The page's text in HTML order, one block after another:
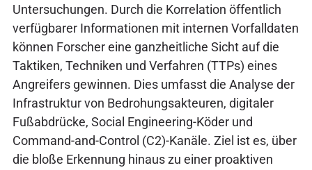
Untersuchungen. Durch die Korrelation öffentlich
verfügbarer Informationen mit internen Vorfalldaten
können Forscher eine ganzheitliche Sicht auf die
Taktiken, Techniken und Verfahren (TTPs) eines
Angreifers gewinnen. Dies umfasst die Analyse der
Infrastruktur von Bedrohungsakteuren, digitaler
Fußabdrücke, Social Engineering-Köder und
Command-and-Control (C2)-Kanäle. Ziel ist es, über
die bloße Erkennung hinaus zu einer proaktiven